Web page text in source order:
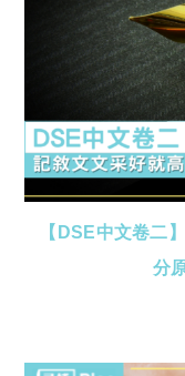
【DSE中文卷二
分